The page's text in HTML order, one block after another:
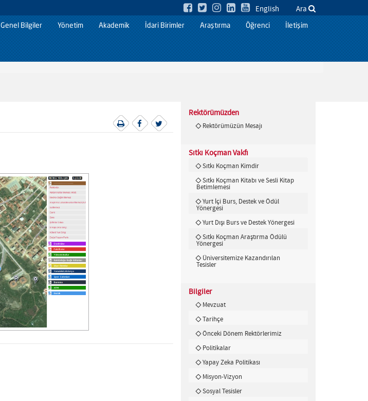
English Ara
Genel Bilgiler Yönetim Akademik İdari Birimler Araştırma Öğrenci İletişim
Rektörümüzden
Rektörümüzün Mesajı
Sıtkı Koçman Vakfı
Sıtkı Koçman Kimdir
Sıtkı Koçman Kitabı ve Sesli Kitap
Betimlemesi
Yurt İçi Burs, Destek ve Ödül
Yönergesi
Yurt Dışı Burs ve Destek Yönergesi
Sıtkı Koçman Araştırma Ödülü
Yönergesi
Üniversitemize Kazandırılan
Tesisler
Bilgiler
Mevzuat
Tarihçe
Önceki Dönem Rektörlerimiz
Politikalar
Yapay Zeka Politikası
Misyon-Vizyon
Sosyal Tesisler